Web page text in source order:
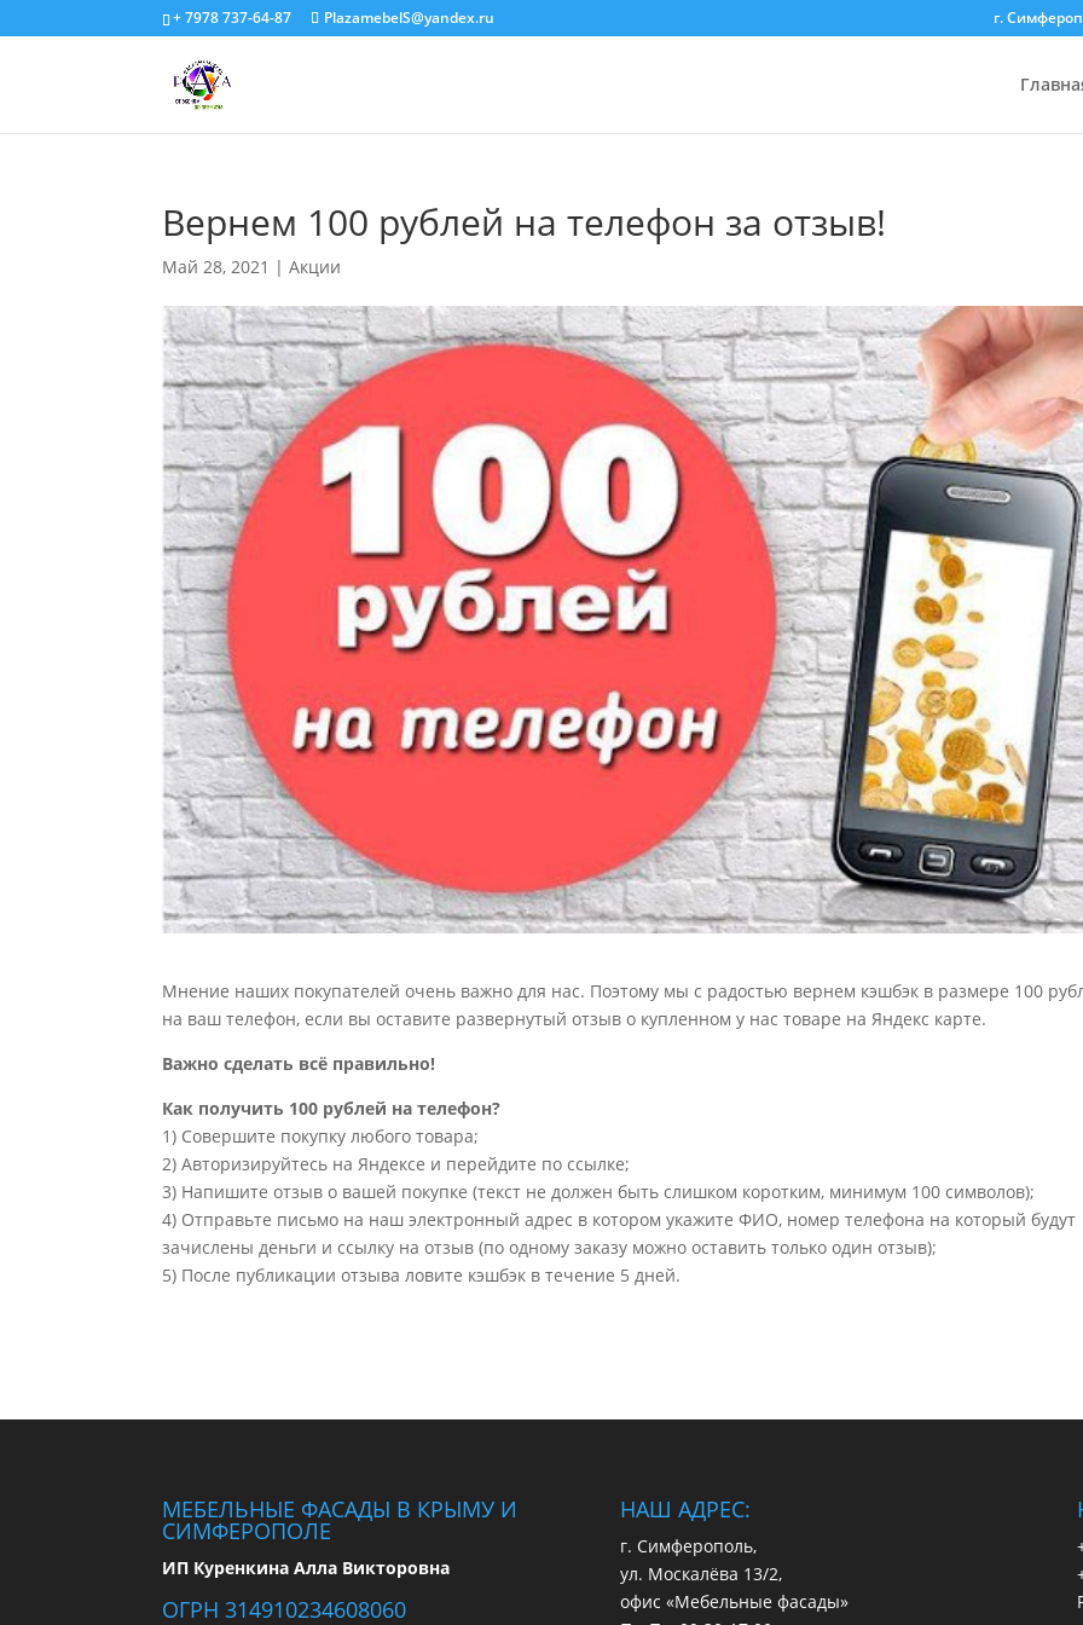
+ 7978 737-64-87 PlazamebelS@yandex.ru г.
Вернем 100 рублей на телефон за отзыв!
Май 28, 2021 |Акции
Мнение наших покупателей очень важно для нас. Поэтому мы с радостью вернем кэшбэк в размере 100
на ваш телефон, если вы оставите развернутый отзыв о купленном у нас товаре на Яндекс карте.
Важно сделать всё правильно!
Как получить 100 рублей на телефон?
1) Совершите покупку любого товара;
2) Авторизируйтесь на Яндексе и перейдите по ссылке;
3) Напишите отзыв о вашей покупке (текст не должен быть слишком коротким, минимум 100 символов);
4) Отправьте письмо на наш электронный адрес в котором укажите ФИО, номер телефона на который будут
зачислены деньги и ссылку на отзыв (по одному заказу можно оставить только один отзыв);
5) После публикации отзыва ловите кэшбэк в течение 5 дней.
МЕБЕЛЬНЫЕ ФАСАДЫ В КРЫМУ И
СИМФЕРОПОЛЕ
ИП Куренкина Алла Викторовна
ОГРН 314910234608060
НАШ АДРЕС:
г. Симферополь,
ул. Москалёва 13/2,
офис «Мебельные фасады»